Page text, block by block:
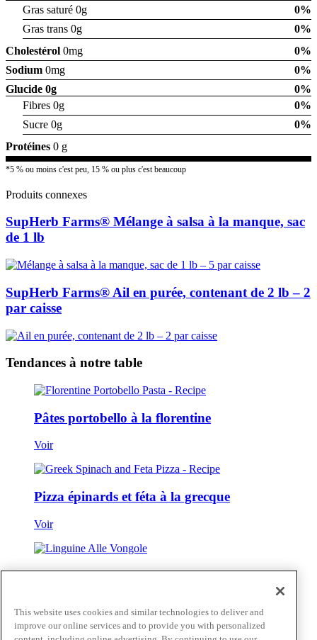
Gras saturé 0g
0%
Gras trans 0g
0%
Cholestérol 0mg
0%
Sodium 0mg
0%
Glucide 0g
0%
Fibres 0g
0%
Sucre 0g
0%
Protéines 0 g
*5 % ou moins c'est peu, 15 % ou plus c'est beaucoup
Produits connexes
SupHerb Farms® Mélange à salsa à la manque, sac
de 1 lb
SupHerb Farms® Ail en purée, contenant de 2 lb – 2
par caisse
Tendances à notre table
Pâtes portobello à la florentine
Voir
Pizza épinards et féta à la grecque
Voir
Linguine Alle Vongole
Voir tout
This website uses cookies and similar technologies to deliver and
improve our online services and to provide you with personalized